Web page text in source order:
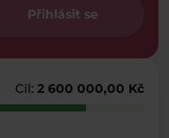
Přihlásit se
Cíl: 2 600 000,00 Kč